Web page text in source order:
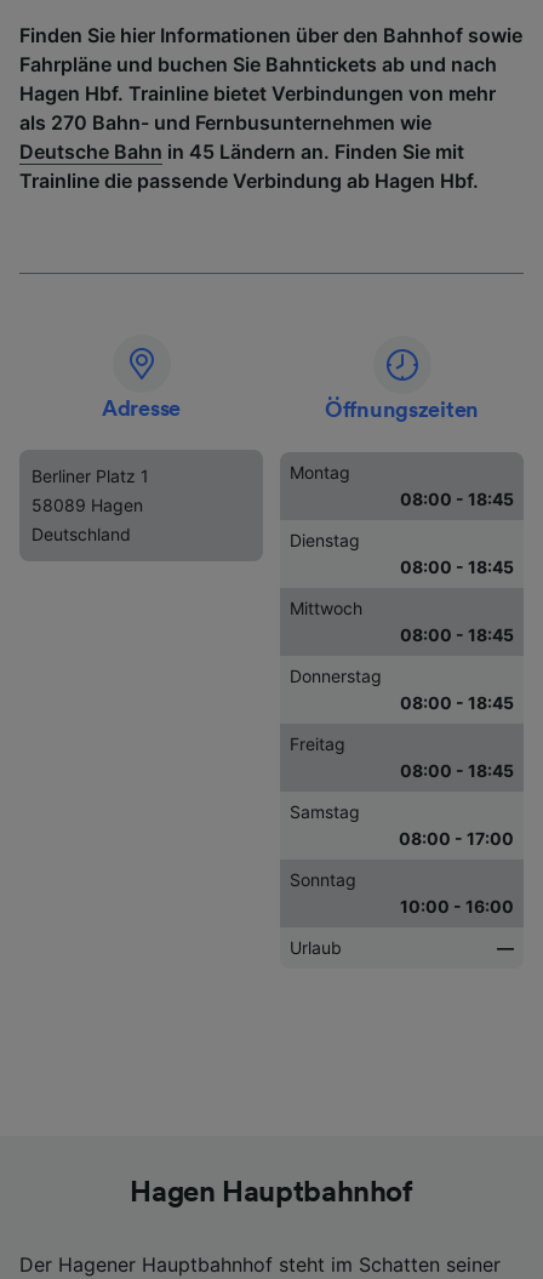
Finden Sie hier Informationen über den Bahnhof sowie
Fahrpläne und buchen Sie Bahntickets ab und nach
Hagen Hbf. Trainline bietet Verbindungen von mehr
als 270 Bahn- und Fernbusunternehmen wie
Deutsche Bahn in 45 Ländern an. Finden Sie mit
Trainline die passende Verbindung ab Hagen Hbf.
Adresse
Berliner Platz 1
58089 Hagen
Deutschland
Öffnungszeiten
Montag
08:00 - 18:45
Dienstag
08:00 - 18:45
Mittwoch
08:00 - 18:45
Donnerstag
08:00 - 18:45
Freitag
08:00 - 18:45
Samstag
08:00 - 17:00
Sonntag
10:00 - 16:00
Urlaub
—
Hagen Hauptbahnhof
Der Hagener Hauptbahnhof steht im Schatten seiner